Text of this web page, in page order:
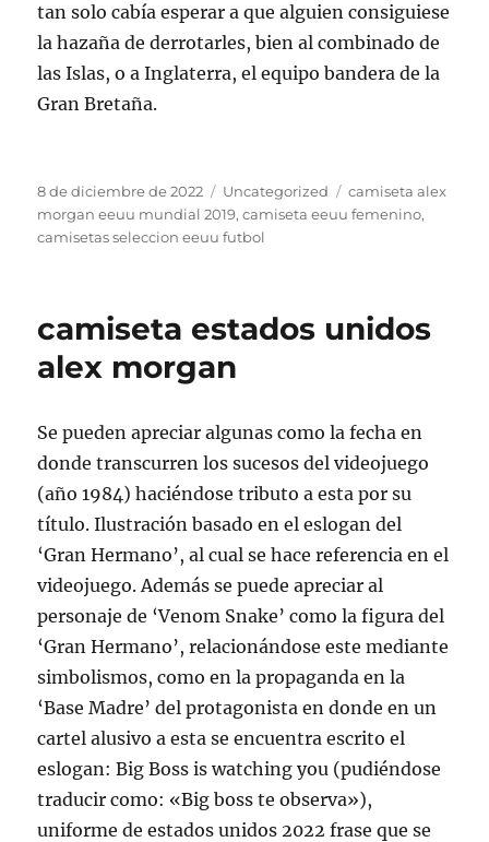
tan solo cabía esperar a que alguien consiguiese
la hazaña de derrotarles, bien al combinado de
las Islas, o a Inglaterra, el equipo bandera de la
Gran Bretaña.
Publicado
el
8 de diciembre de 2022 Categorías
Uncategorized Etiquetas
camiseta alex
morgan eeuu mundial 2019,camiseta eeuu femenino,
camisetas seleccion eeuu futbol
camiseta estados unidos
alex morgan
Se pueden apreciar algunas como la fecha en
donde transcurren los sucesos del videojuego
(año 1984) haciéndose tributo a esta por su
título. Ilustración basado en el eslogan del
‘Gran Hermano’, al cual se hace referencia en el
videojuego. Además se puede apreciar al
personaje de ‘Venom Snake’ como la figura del
‘Gran Hermano’, relacionándose este mediante
simbolismos, como en la propaganda en la
‘Base Madre’ del protagonista en donde en un
cartel alusivo a esta se encuentra escrito el
eslogan: Big Boss is watching you (pudiéndose
traducir como: «Big boss te observa»),
uniforme de estados unidos 2022 frase que se